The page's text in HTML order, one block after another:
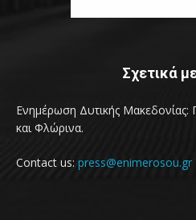
Σχετικά
Ενημέρωση Δυτικής Μακεδονίας:
και Φλώρινα.
Contact us: press@enimerosou.gr